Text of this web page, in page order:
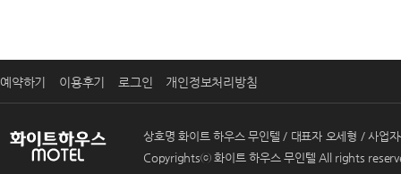
예약하기 이용후기 로그인 개인정보처리방침
상호명 화이트 하우스 무인텔 / 대표자 오세형 / 사
Copyrightsⓒ 화이트 하우스 무인텔 All rights